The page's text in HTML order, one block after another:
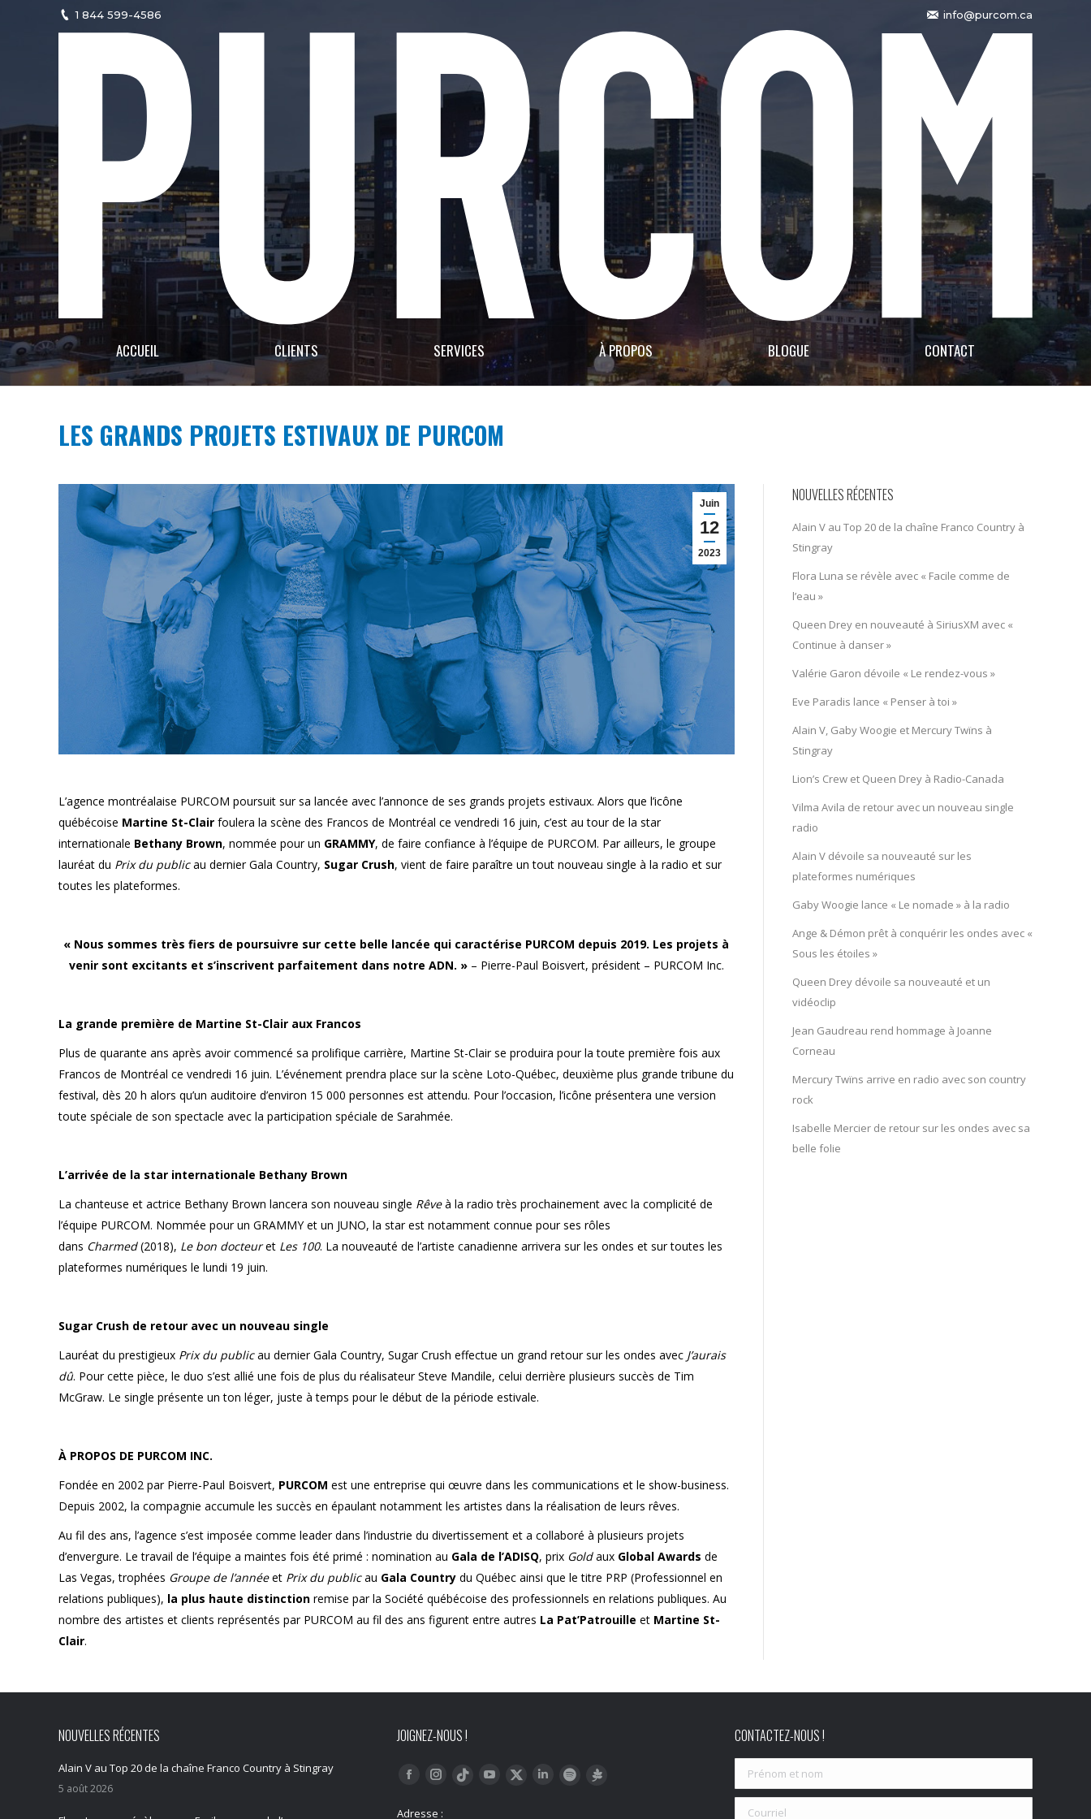
1 844 599-4586 info@purcom.ca
ACCUEIL CLIENTS SERVICES À PROPOS BLOGUE CONTACT
LES GRANDS PROJETS ESTIVAUX DE PURCOM
Juin
12
2023
L’agence montréalaise PURCOM poursuit sur sa lancée avec l’annonce de ses grands projets estivaux. Alors que l’icône
québécoise Martine St-Clair foulera la scène des Francos de Montréal ce vendredi 16 juin, c’est au tour de la star
internationale Bethany Brown, nommée pour un GRAMMY, de faire confiance à l’équipe de PURCOM. Par ailleurs, le groupe
lauréat du Prix du publicau dernier Gala Country, Sugar Crush, vient de faire paraître un tout nouveau single à la radio et sur
toutes les plateformes.
« Nous sommes très fiers de poursuivre sur cette belle lancée qui caractérise PURCOM depuis 2019. Les projets à
venir sont excitants et s’inscrivent parfaitement dans notre ADN. » – Pierre-Paul Boisvert, président – PURCOM Inc.
La grande première de Martine St-Clair aux Francos
Plus de quarante ans après avoir commencé sa prolifique carrière, Martine St-Clair se produira pour la toute première fois aux
Francos de Montréal ce vendredi 16 juin. L’événement prendra place sur la scène Loto-Québec, deuxième plus grande tribune du
festival, dès 20 h alors qu’un auditoire d’environ 15 000 personnes est attendu. Pour l’occasion, l’icône présentera une version
toute spéciale de son spectacle avec la participation spéciale de Sarahmée.
L’arrivée de la star internationale Bethany Brown
La chanteuse et actrice Bethany Brown lancera son nouveau single Rêveà la radio très prochainement avec la complicité de
l’équipe PURCOM. Nommée pour un GRAMMY et un JUNO, la star est notamment connue pour ses rôles
dans Charmed(2018), Le bon docteuret Les 100. La nouveauté de l’artiste canadienne arrivera sur les ondes et sur toutes les
plateformes numériques le lundi 19 juin.
Sugar Crush de retour avec un nouveau single
Lauréat du prestigieux Prix du publicau dernier Gala Country, Sugar Crush effectue un grand retour sur les ondes avec J’aurais
dû. Pour cette pièce, le duo s’est allié une fois de plus du réalisateur Steve Mandile, celui derrière plusieurs succès de Tim
McGraw. Le single présente un ton léger, juste à temps pour le début de la période estivale.
À PROPOS DE PURCOM INC.
Fondée en 2002 par Pierre-Paul Boisvert, PURCOM est une entreprise qui œuvre dans les communications et le show-business.
Depuis 2002, la compagnie accumule les succès en épaulant notamment les artistes dans la réalisation de leurs rêves.
Au fil des ans, l’agence s’est imposée comme leader dans l’industrie du divertissement et a collaboré à plusieurs projets
d’envergure. Le travail de l’équipe a maintes fois été primé : nomination au Gala de l’ADISQ, prix Goldaux Global Awards de
Las Vegas, trophées Groupe de l’annéeet Prix du publicau Gala Country du Québec ainsi que le titre PRP (Professionnel en
relations publiques), la plus haute distinction remise par la Société québécoise des professionnels en relations publiques. Au
nombre des artistes et clients représentés par PURCOM au fil des ans figurent entre autres La Pat’Patrouille et Martine St-
Clair.
NOUVELLES RÉCENTES
Alain V au Top 20 de la chaîne Franco Country à
Stingray
Flora Luna se révèle avec « Facile comme de
l’eau »
Queen Drey en nouveauté à SiriusXM avec «
Continue à danser »
Valérie Garon dévoile « Le rendez-vous »
Eve Paradis lance « Penser à toi »
Alain V, Gaby Woogie et Mercury Twïns à
Stingray
Lion’s Crew et Queen Drey à Radio-Canada
Vilma Avila de retour avec un nouveau single
radio
Alain V dévoile sa nouveauté sur les
plateformes numériques
Gaby Woogie lance « Le nomade » à la radio
Ange & Démon prêt à conquérir les ondes avec «
Sous les étoiles »
Queen Drey dévoile sa nouveauté et un
vidéoclip
Jean Gaudreau rend hommage à Joanne
Corneau
Mercury Twïns arrive en radio avec son country
rock
Isabelle Mercier de retour sur les ondes avec sa
belle folie
NOUVELLES RÉCENTES
Alain V au Top 20 de la chaîne Franco Country à Stingray
5 août 2026
JOIGNEZ-NOUS !
Trouvez nous sur :
FacebookInstagram
Tiktok YouTubeTwitter LinkedInSpotify
Adresse :
CONTACTEZ-NOUS !